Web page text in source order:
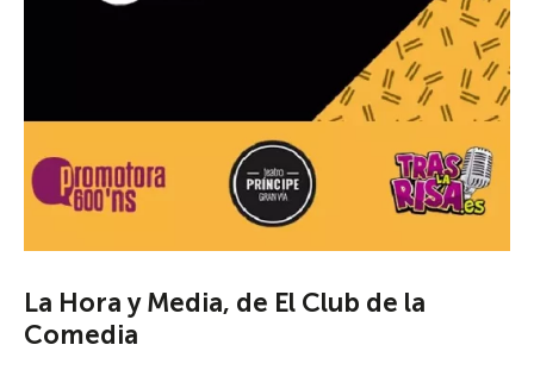
La Hora y Media, de El Club de la
Comedia